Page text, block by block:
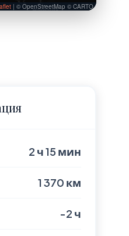
| © OpenStreetMap © CARTO
2 ч 15 мин
1 370 км
-2 ч